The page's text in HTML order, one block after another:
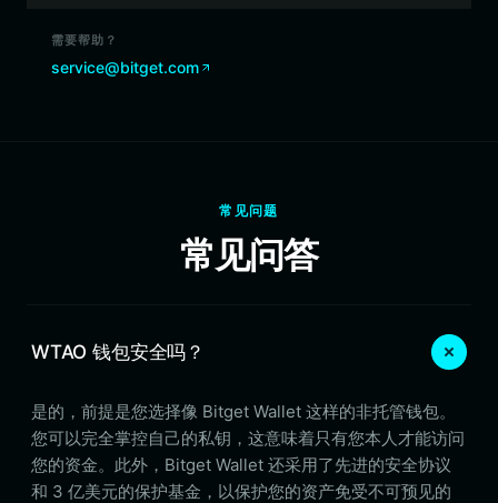
需要帮助？
service@bitget.com
常见问题
常见问答
WTAO 钱包安全吗？
是的，前提是您选择像 Bitget Wallet 这样的非托管钱包。
您可以完全掌控自己的私钥，这意味着只有您本人才能访问
您的资金。此外，Bitget Wallet 还采用了先进的安全协议
和 3 亿美元的保护基金，以保护您的资产免受不可预见的